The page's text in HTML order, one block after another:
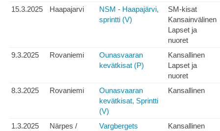
15.3.2025
Haapajarvi
NSM - Haapajärvi,
sprintti (V)
SM-kisat
Kansainvälinen
Lapset ja
nuoret
9.3.2025
Rovaniemi
Ounasvaaran
kevätkisat (P)
Kansallinen
Lapset ja
nuoret
8.3.2025
Rovaniemi
Ounasvaaran
kevätkisat, Sprintti
(V)
Kansallinen
1.3.2025
Närpes /
Vargbergets
Kansallinen